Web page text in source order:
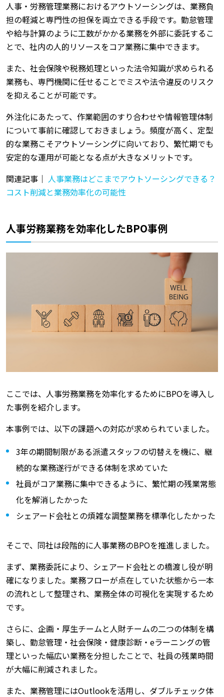
人事・労務管理業務におけるアウトソーシングは、業務負
担の軽減と専門性の担保を両立できる手段です。勤怠管理
や給与計算のように工数がかかる業務を外部に委託するこ
とで、社内の人的リソースをコア業務に集中できます。
また、社会保険や税務処理といった法令知識が求められる
業務も、専門機関に任せることでミスや法令違反のリスク
を抑えることが可能です。
外注化にあたって、作業範囲のすり合わせや情報管理体制
について事前に確認しておきましょう。頻度が高く、定型
的な業務こそアウトソーシングに向いており、繁忙期でも
安定的な運用が可能となる点が大きなメリットです。
関連記事｜ 人事業務はどこまでアウトソーシングできる？
コスト削減と業務効率化の可能性
人事労務業務を効率化したBPO事例
ここでは、人事労務業務を効率化するためにBPOを導入し
た事例を紹介します。
本事例では、以下の課題への対応が求められていました。
3年の期間制限がある派遣スタッフの切替えを機に、継
続的な業務遂行ができる体制を求めていた
社員がコア業務に集中できるように、繁忙期の残業常態
化を解消したかった
シェアード会社との煩雑な調整業務を標準化したかった
そこで、同社は段階的に人事業務のBPOを推進しました。
まず、業務委託により、シェアード会社との橋渡し役が明
確になりました。業務フローが点在していた状態から一本
の流れとして整理され、業務全体の可視化を実現するため
です。
さらに、企画・厚生チームと人財チームの二つの体制を構
築し、勤怠管理・社会保険・健康診断・eラーニングの管
理といった幅広い業務を分担したことで、社員の残業時間
が大幅に削減されました。
また、業務管理にはOutlookを活用し、ダブルチェック体